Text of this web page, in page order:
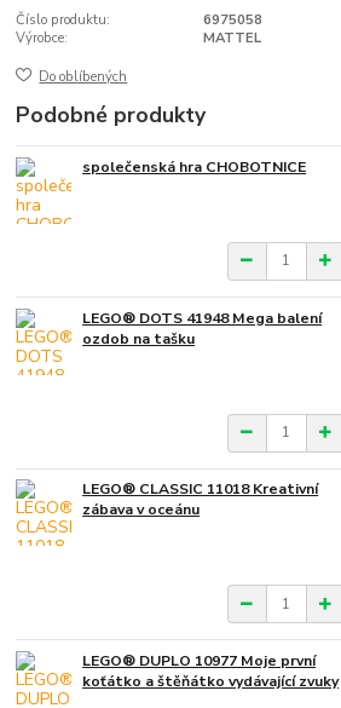
Číslo produktu:
6975058
Výrobce:
MATTEL
Do oblíbených
Podobné produkty
společenská hra CHOBOTNICE
LEGO® DOTS 41948 Mega balení
ozdob na tašku
LEGO® CLASSIC 11018 Kreativní
zábava v oceánu
LEGO® DUPLO 10977 Moje první
koťátko a štěňátko vydávající zvuky